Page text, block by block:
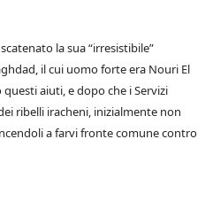
la sua “irresistibile”
il cui uomo forte era Nouri El
aiuti, e dopo che i Servizi
ribelli iracheni, inizialmente non
a farvi fronte comune contro